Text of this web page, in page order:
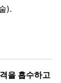
).
을 흡수하고